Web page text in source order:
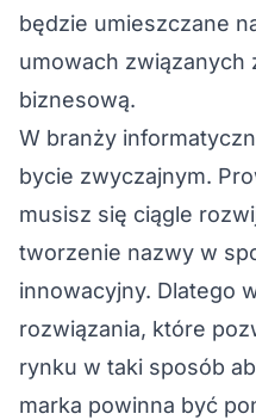
będzie umieszczane
umowach związanych
biznesową.
W branży
bycie zwyczajnym.
musisz się ciągle
tworzenie nazwy w
innowacyjny. Dlatego
rozwiązania, które
rynku w taki sposób
marka powinna być